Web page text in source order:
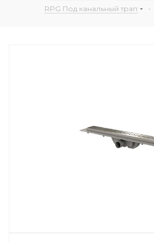
RPG Под канальный трап
-